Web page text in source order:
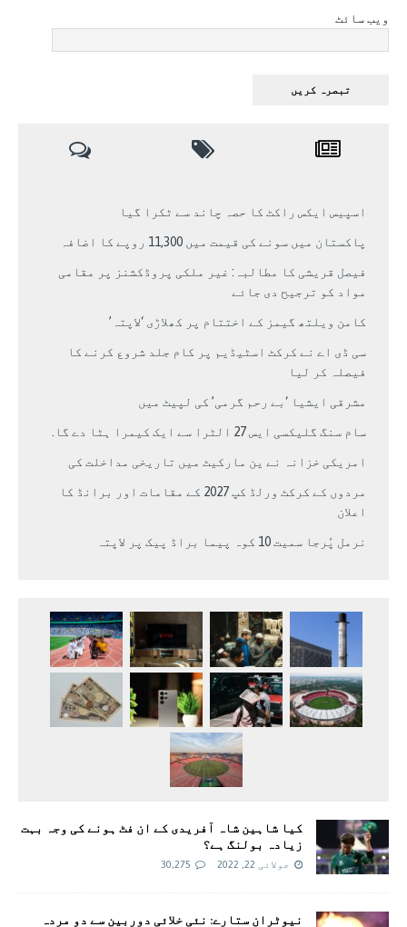
ویب سائٹ
اسپیس ایکس راکٹ کا حصہ چاند سے ٹکرا گیا
پاکستان میں سونے کی قیمت میں 11,300 روپے کا اضافہ
فیصل قریشی کا مطالبہ: غیر ملکی پروڈکشنز پر مقامی
مواد کو ترجیح دی جائے
کامن ویلتھ گیمز کے اختتام پر کھلاڑی ‘لاپتہ’
سی ڈی اے نے کرکٹ اسٹیڈیم پر کام جلد شروع کرنے کا
فیصلہ کر لیا
مشرقی ایشیا ‘بے رحم گرمی’ کی لپیٹ میں
سام سنگ گلیکسی ایس 27 الٹرا سے ایک کیمرا ہٹا دے گا.
امریکی خزانہ نے ین مارکیٹ میں تاریخی مداخلت کی
مردوں کے کرکٹ ورلڈ کپ 2027 کے مقامات اور برانڈ کا
اعلان
نرمل پُرجا سمیت 10 کوہ پیما براڈ پیک پر لاپتہ
کیا شاہین شاہ آفریدی کے ان فٹ ہونے کی وجہ بہت
زیادہ بولنگ ہے؟
جولائی 22, 2022 30,275
نیوٹران ستارے: نئی خلائی دوربین سے دو مردہ